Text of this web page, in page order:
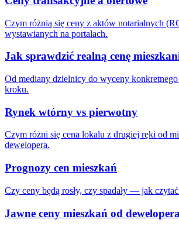
Czym różnią się ceny z aktów notarialnych
wystawianych na portalach.
Jak sprawdzić realną cenę
Od mediany dzielnicy do wyceny
kroku.
Rynek wtórny vs pierwotny
Czym różni się cena lokalu z drugiej ręki od
dewelopera.
Prognozy cen mieszkań
Czy ceny będą rosły, czy spadały — jak
Jawne ceny mieszkań od dewelopera